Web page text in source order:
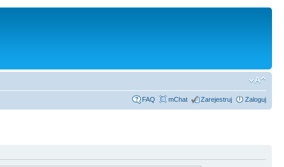
FAQ mChat Zarejestruj Zaloguj